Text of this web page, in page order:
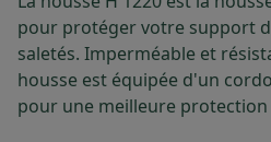
pour protéger votre support
saletés. Imperméable et
housse est équipée d'un
pour une meilleure protection